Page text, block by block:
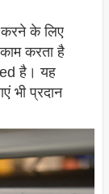
करने के लिए
करता है
है। यह
भी प्रदान